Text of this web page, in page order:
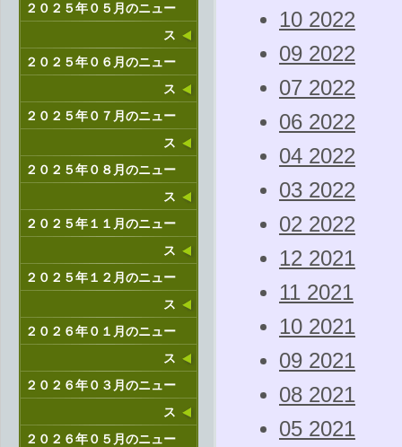
２０２５年０５月のニュー
ス
２０２５年０６月のニュー
ス
２０２５年０７月のニュー
ス
２０２５年０８月のニュー
ス
２０２５年１１月のニュー
ス
２０２５年１２月のニュー
ス
２０２６年０１月のニュー
ス
２０２６年０３月のニュー
ス
２０２６年０５月のニュー
10 2022
09 2022
07 2022
06 2022
04 2022
03 2022
02 2022
12 2021
11 2021
10 2021
09 2021
08 2021
05 2021